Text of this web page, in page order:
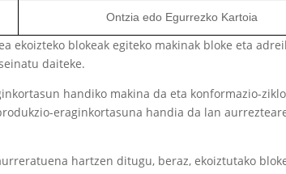
Ontzia edo Egurrezko Kartoia
ekoizteko blokeak egiteko makinak bloke eta
daiteke.
handiko makina da eta konformazio-
eraginkortasuna handia da lan
hartzen ditugu, beraz, ekoiztutako